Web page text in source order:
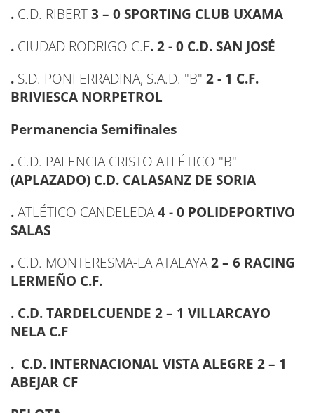
. C.D. RIBERT3 – 0 SPORTING CLUB UXAMA
. CIUDAD RODRIGO C.F. 2 - 0 C.D. SAN JOSÉ
. S.D. PONFERRADINA, S.A.D. "B" 2 - 1 C.F.
BRIVIESCA NORPETROL
Permanencia Semifinales
. C.D. PALENCIA CRISTO ATLÉTICO "B"
(APLAZADO) C.D. CALASANZ DE SORIA
.ATLÉTICO CANDELEDA4 - 0 POLIDEPORTIVO
SALAS
. C.D. MONTERESMA-LA ATALAYA2 – 6 RACING
LERMEÑO C.F.
. C.D. TARDELCUENDE 2– 1 VILLARCAYO
NELA C.F
. C.D. INTERNACIONAL VISTA ALEGRE 2 – 1
ABEJAR CF